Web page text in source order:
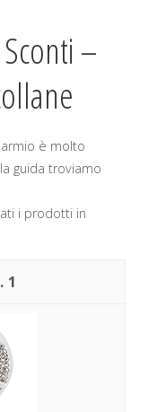
–
è molto
guida troviamo
i prodotti in
1